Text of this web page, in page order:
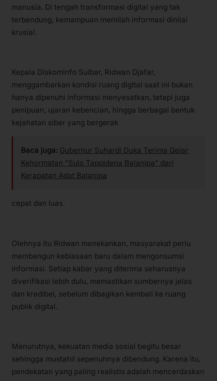
manusia. Di tengah transformasi digital yang tak
terbendung, kemampuan memilah informasi dinilai
krusial.
Kepala Diskominfo Sulbar, Ridwan Djafar,
menggambarkan kondisi ruang digital saat ini bukan
hanya dipenuhi informasi menyesatkan, tetapi juga
penipuan, ujaran kebencian, hingga berbagai bentuk
kejahatan siber yang bergerak
Baca juga: Gubernur Suhardi Duka Terima Gelar
Kehormatan “Sulo Tappidena Balanipa” dari
Kerapatan Adat Balanipa
cepat dan luas.
Olehnya itu Ridwan menekankan, masyarakat perlu
membangun kebiasaan baru dalam mengonsumsi
informasi. Setiap kabar yang diterima seharusnya
diverifikasi lebih dulu, memastikan sumbernya jelas
dan kredibel, sebelum dibagikan kembali ke ruang
publik digital.
Menurutnya, kekuatan media sosial begitu besar
sehingga mustahil sepenuhnya dibendung. Karena itu,
pendekatan yang paling realistis adalah mencerdaskan